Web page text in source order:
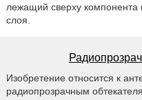
лежащий сверху компонента
слоя.
Изобретение относится к
радиопрозрачным